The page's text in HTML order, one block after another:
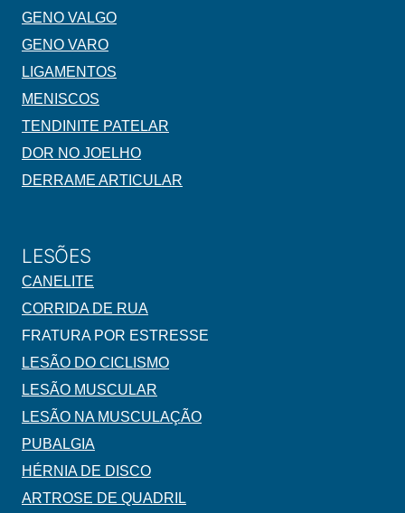
GENO VALGO
GENO VARO
LIGAMENTOS
MENISCOS
TENDINITE PATELAR
DOR NO JOELHO
DERRAME ARTICULAR
LESÕES
CANELITE
CORRIDA DE RUA
FRATURA POR ESTRESSE
LESÃO DO CICLISMO
LESÃO MUSCULAR
LESÃO NA MUSCULAÇÃO
PUBALGIA
HÉRNIA DE DISCO
ARTROSE DE QUADRIL